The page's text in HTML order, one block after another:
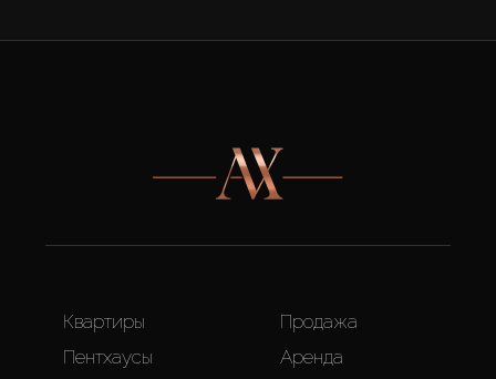
Квартиры
Пентхаусы
Продажа
Аренда